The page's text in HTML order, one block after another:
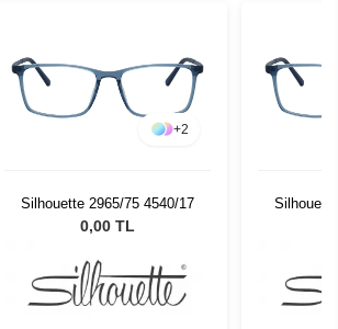
+2
Silhouette 2965/75 4540/17
0,00 TL